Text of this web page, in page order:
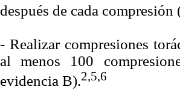
después de cada
- Realizar compresiones
al menos 100
evidencia B).2,5,6